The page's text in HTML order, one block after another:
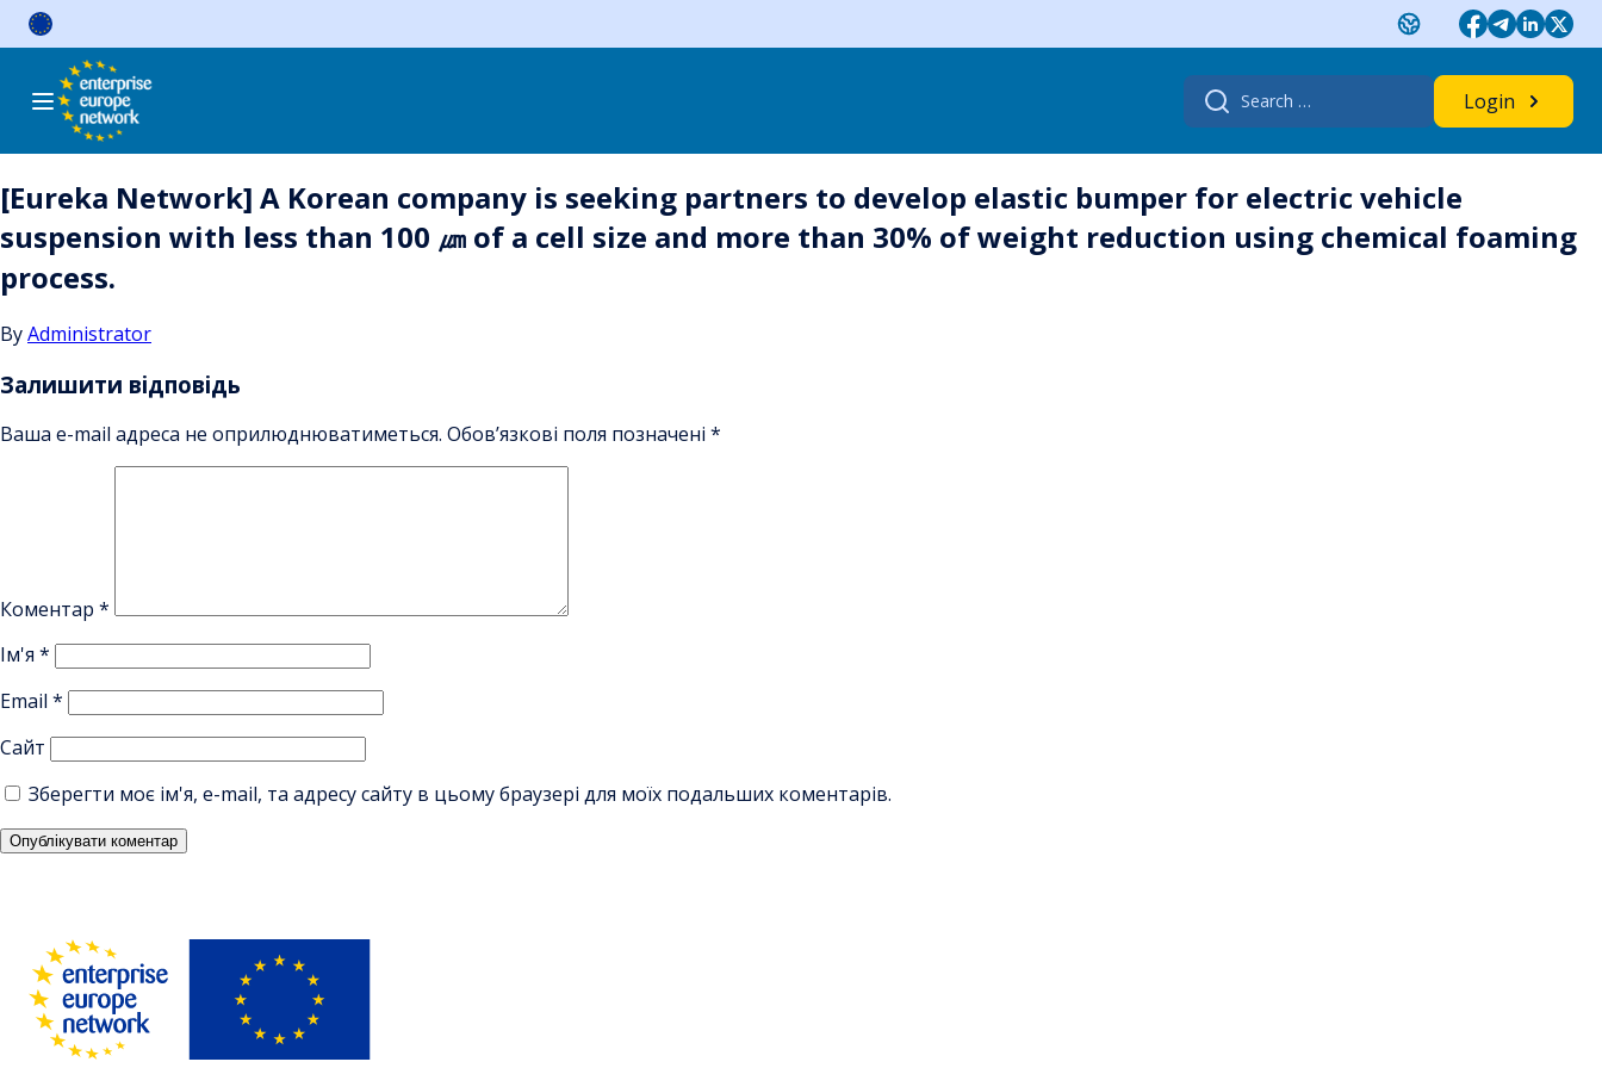
Skip
Search
for:
Login
[Eureka Network] A Korean company is seeking partners to develop elastic bumper for electric vehicle
suspension with less than 100 ㎛ of a cell size and more than 30% of weight reduction using chemical foaming
process.
ByAdministrator
Залишити відповідь
Ваша e-mail адреса не оприлюднюватиметься. Обов’язкові поля позначені *
Коментар *
Ім'я *
Email *
Сайт
Зберегти моє ім'я, e-mail, та адресу сайту в цьому браузері для моїх подальших коментарів.